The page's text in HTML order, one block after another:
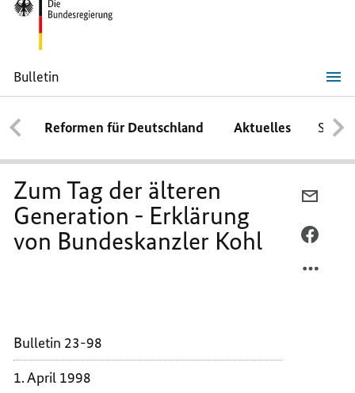
Bulletin
Zum
Tag
der
älteren
Generation
-
Erklärung
von
Bundeskanzler
Kohl
Reformen für Deutschland Aktuelles
Zum Tag der älteren
Generation - Erklärung
von Bundeskanzler Kohl
Bulletin 23-98
1. April 1998